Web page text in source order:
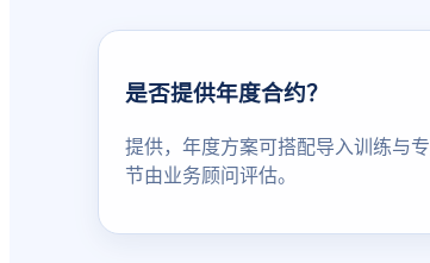
是否提供年度合约？
提供，年度方案可搭配导入训练与
节由业务顾问评估。